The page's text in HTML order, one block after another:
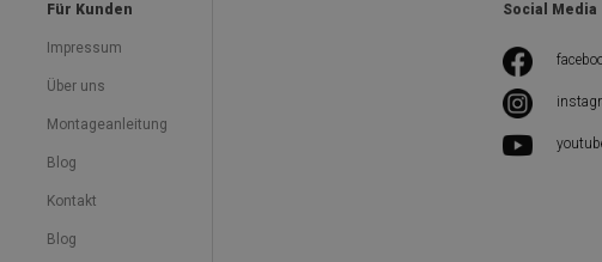
Für Kunden
Impressum
Über uns
Montageanleitung
Blog
Kontakt
Blog
Social Media